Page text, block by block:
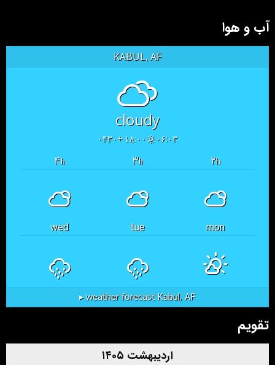
آب و هوا
KABUL, AF
cloudy
۰۶:۰۳ ۱۸:۰۰ +۰۴۳۰
۲h ۳h ۴h
mon
tue
wed
Kabul, AF
weather forecast ▸
تقویم
اردیبهشت ۱۴۰۵